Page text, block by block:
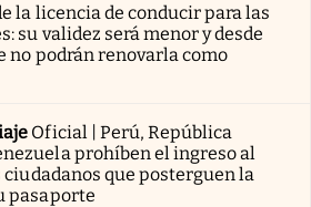
la licencia de conducir para las
su validez será menor y desde
no podrán renovarla como
Oficial | Perú, República
prohíben el ingreso al
ciudadanos que posterguen la
pasaporte